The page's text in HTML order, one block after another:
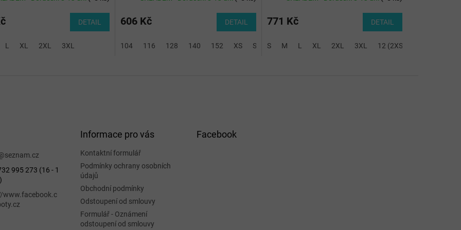
DETAIL
L XL 2XL 3XL
606 Kč DETAIL
104 116 128 140 152 XS S M L XL 2XL 3XL
771 Kč DETAIL
S M L XL 2XL 3XL 12 (2XS)
seznam.cz
995 273 (16 - 1
www.facebook.c
Informace pro vás
Kontaktní formulář
Podmínky ochrany osobních
údajů
Obchodní podmínky
Odstoupení od smlouvy
Formulář - Oznámení
odstoupení od smlouvy
Facebook